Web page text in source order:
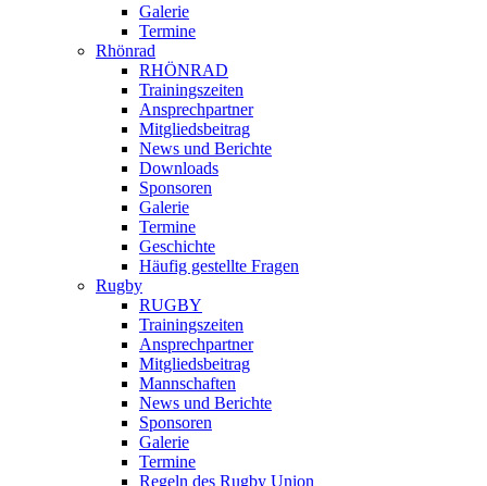
Galerie
Termine
Rhönrad
RHÖNRAD
Trainingszeiten
Ansprechpartner
Mitgliedsbeitrag
News und Berichte
Downloads
Sponsoren
Galerie
Termine
Geschichte
Häufig gestellte Fragen
Rugby
RUGBY
Trainingszeiten
Ansprechpartner
Mitgliedsbeitrag
Mannschaften
News und Berichte
Sponsoren
Galerie
Termine
Regeln des Rugby Union